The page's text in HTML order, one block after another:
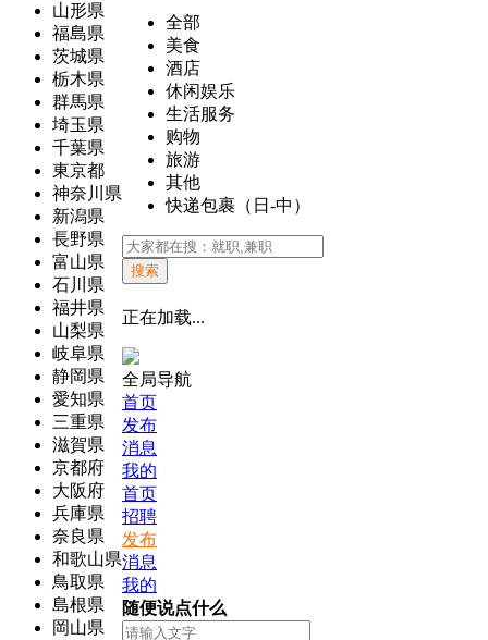
山形県
福島県
茨城県
栃木県
群馬県
埼玉県
千葉県
東京都
神奈川県
新潟県
長野県
富山県
石川県
福井県
山梨県
岐阜県
静岡県
愛知県
三重県
滋賀県
京都府
大阪府
兵庫県
奈良県
和歌山県
鳥取県
島根県
岡山県
全部
美食
酒店
休闲娱乐
生活服务
购物
旅游
其他
快递包裹（日-中）
搜索
正在加载...
全局导航
首页
发布
消息
我的
首页
招聘
发布
消息
我的
随便说点什么